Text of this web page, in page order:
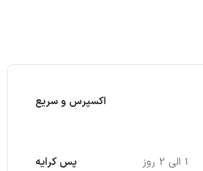
اکسپرس و سریع
1 الی 2 روز پس کرایه